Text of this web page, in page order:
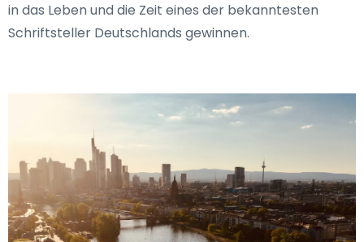
in das Leben und die Zeit eines der bekanntesten
Schriftsteller Deutschlands gewinnen.